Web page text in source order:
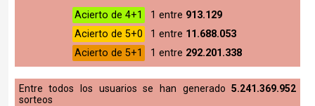
Acierto de 4+1 1 entre 913.129
Acierto de 5+0
1 entre 11.688.053
Acierto de 5+1
1 entre 292.201.338
Entre todos los usuarios se han generado5.241.369.952
sorteos